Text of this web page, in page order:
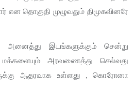
என தொகுதி முழுவதும் திமுகவினரே
அனைத்து இடங்களுக்கும் சென்று
அரவணைத்து செல்வது
ஆதரவாக உள்ளது , கொரோனா